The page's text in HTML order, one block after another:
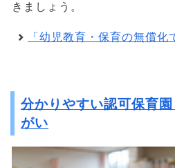
きましょう。
「幼児教育・保育の無償
分かりやすい認可保育
がい